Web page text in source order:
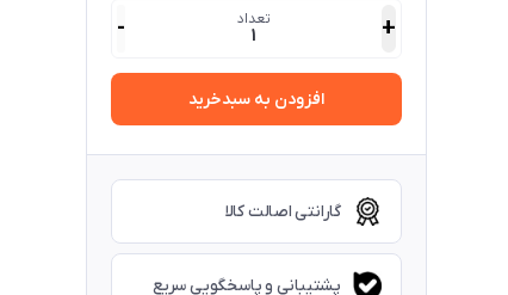
+ تعداد
1
-
افزودن به سبدخرید
گارانتی اصالت کالا
پشتیبانی و پاسخگویی سریع